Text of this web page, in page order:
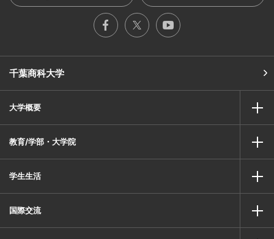
千葉商科大学
大学概要
教育/学部・大学院
学生生活
国際交流